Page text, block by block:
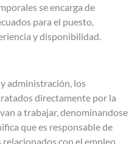
se encarga de
para el puesto,
y disponibilidad.
administración, los
directamente por la
a trabajar, denominandose
que es responsable de
con el empleo,